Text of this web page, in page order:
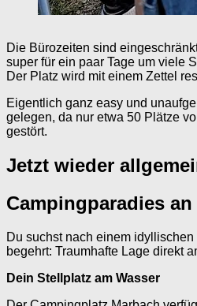
Die Bürozeiten sind
super für ein paar Tage um viele
Der Platz wird mit einem Zettel
Eigentlich ganz easy und
gelegen, da nur etwa 50 Plätze
gestört.
Jetzt wieder
Campingparadies
Du suchst nach einem
begehrt: Traumhafte Lage direkt
Dein Stellplatz am Wasser